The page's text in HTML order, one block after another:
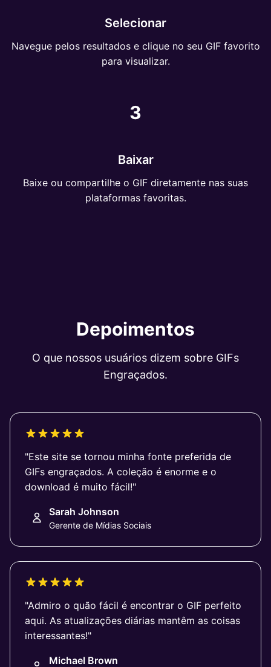
Selecionar
Navegue pelos resultados e clique no seu GIF favorito
para visualizar.
3
Baixar
Baixe ou compartilhe o GIF diretamente nas suas
plataformas favoritas.
Depoimentos
O que nossos usuários dizem sobre GIFs
Engraçados.
"Este site se tornou minha fonte preferida de
GIFs engraçados. A coleção é enorme e o
download é muito fácil!"
Sarah Johnson
Gerente de Mídias Sociais
"Admiro o quão fácil é encontrar o GIF perfeito
aqui. As atualizações diárias mantêm as coisas
interessantes!"
Michael Brown